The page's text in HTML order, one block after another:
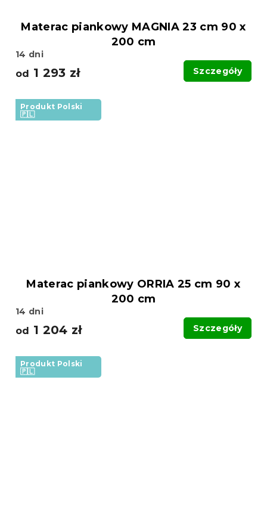
Materac piankowy MAGNIA 23 cm 90 x
200 cm
14 dni
od 1 293 zł Szczegóły
Produkt Polski
🇵🇱
Materac piankowy ORRIA 25 cm 90 x
200 cm
14 dni
od 1 204 zł Szczegóły
Produkt Polski
🇵🇱